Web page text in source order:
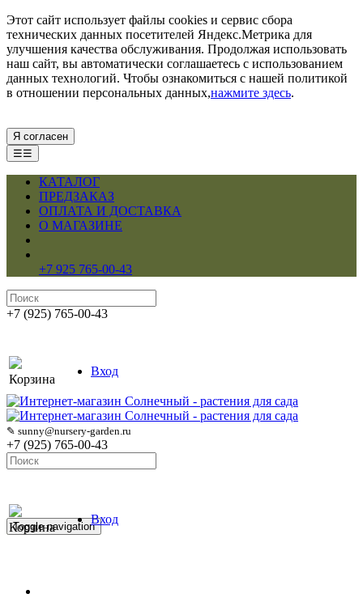
Этот сайт использует файлы cookies и сервис сбора
технических данных посетителей Яндекс.Метрика для
улучшения качества обслуживания. Продолжая использовать
наш сайт, вы автоматически соглашаетесь с использованием
данных технологий. Чтобы ознакомиться с нашей политикой
в отношении персональных данных,нажмите здесь.
Я согласен
☰☰
КАТАЛОГ
ПРЕДЗАКАЗ
ОПЛАТА И ДОСТАВКА
О МАГАЗИНЕ
+7 925 765-00-43
+7 (925) 765-00-43
Корзина
Вход
✎ sunny@nursery-garden.ru
+7 (925) 765-00-43
Корзина
Вход
Toggle navigation